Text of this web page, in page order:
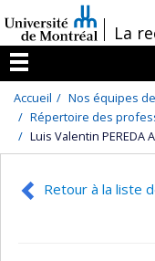
au
contenu
/La
Menu
Accueil
Nos équipes
Répertoire des
Luis Valentin PEREDA
Retour à la liste